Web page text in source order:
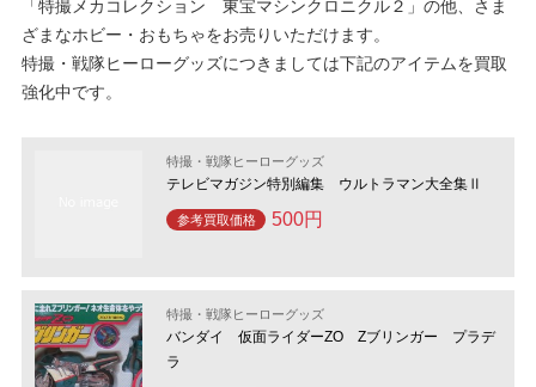
「特撮メカコレクション 東宝マシンクロニクル２」の他、さま
ざまなホビー・おもちゃをお売りいただけます。
特撮・戦隊ヒーローグッズにつきましては下記のアイテムを買取
強化中です。
特撮・戦隊ヒーローグッズ
テレビマガジン特別編集 ウルトラマン大全集Ⅱ
参考買取価格 500円
特撮・戦隊ヒーローグッズ
バンダイ 仮面ライダーZO Zブリンガー プラデ
ラ